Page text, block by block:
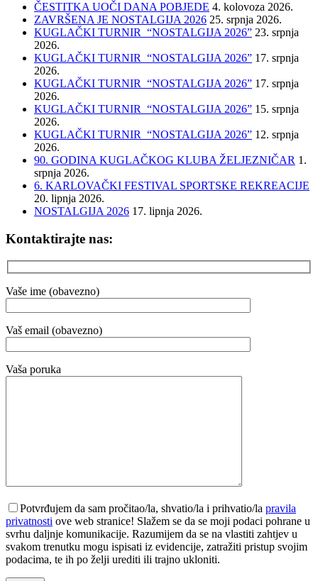
ČESTITKA UOČI DANA POBJEDE 4. kolovoza 2026.
ZAVRŠENA JE NOSTALGIJA 2026 25. srpnja 2026.
KUGLAČKI TURNIR “NOSTALGIJA 2026” 23. srpnja
2026.
KUGLAČKI TURNIR “NOSTALGIJA 2026” 17. srpnja
2026.
KUGLAČKI TURNIR “NOSTALGIJA 2026” 17. srpnja
2026.
KUGLAČKI TURNIR “NOSTALGIJA 2026” 15. srpnja
2026.
KUGLAČKI TURNIR “NOSTALGIJA 2026” 12. srpnja
2026.
90. GODINA KUGLAČKOG KLUBA ŽELJEZNIČAR 1.
srpnja 2026.
6. KARLOVAČKI FESTIVAL SPORTSKE REKREACIJE
20. lipnja 2026.
NOSTALGIJA 2026 17. lipnja 2026.
Kontaktirajte nas:
Vaše ime (obavezno)
Vaš email (obavezno)
Vaša poruka
Potvrđujem da sam pročitao/la, shvatio/la i prihvatio/la pravila
privatnosti ove web stranice! Slažem se da se moji podaci pohrane u
svrhu daljnje komunikacije. Razumijem da se na vlastiti zahtjev u
svakom trenutku mogu ispisati iz evidencije, zatražiti pristup svojim
podacima, te ih po želji urediti ili trajno ukloniti.